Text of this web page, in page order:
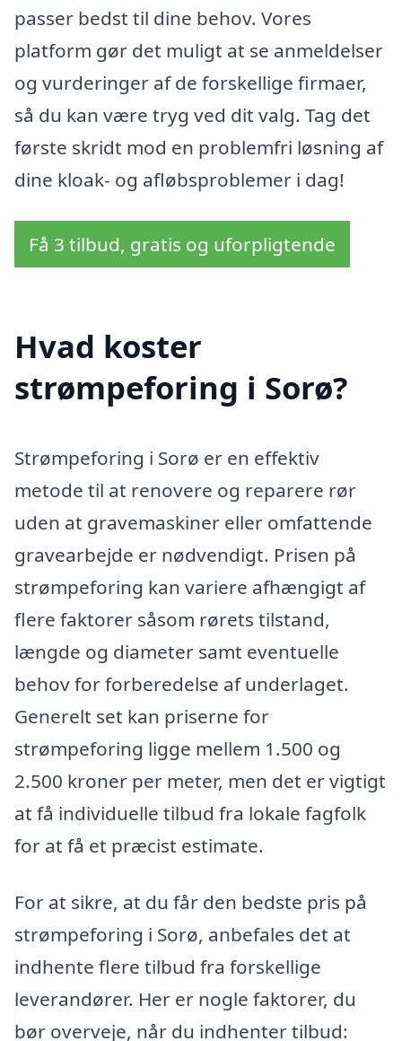
passer bedst til dine behov. Vores
platform gør det muligt at se anmeldelser
og vurderinger af de forskellige firmaer,
så du kan være tryg ved dit valg. Tag det
første skridt mod en problemfri løsning af
dine kloak- og afløbsproblemer i dag!
Få 3 tilbud, gratis og uforpligtende
Hvad koster
strømpeforing i Sorø?
Strømpeforing i Sorø er en effektiv
metode til at renovere og reparere rør
uden at gravemaskiner eller omfattende
gravearbejde er nødvendigt. Prisen på
strømpeforing kan variere afhængigt af
flere faktorer såsom rørets tilstand,
længde og diameter samt eventuelle
behov for forberedelse af underlaget.
Generelt set kan priserne for
strømpeforing ligge mellem 1.500 og
2.500 kroner per meter, men det er vigtigt
at få individuelle tilbud fra lokale fagfolk
for at få et præcist estimate.
For at sikre, at du får den bedste pris på
strømpeforing i Sorø, anbefales det at
indhente flere tilbud fra forskellige
leverandører. Her er nogle faktorer, du
bør overveje, når du indhenter tilbud: